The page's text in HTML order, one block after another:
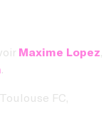
Maxime Lopez,
.
FC,